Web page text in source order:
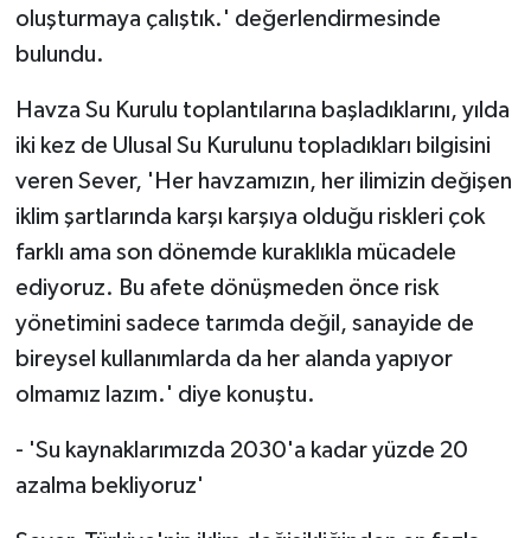
oluşturmaya çalıştık.' değerlendirmesinde
bulundu.
Havza Su Kurulu toplantılarına başladıklarını, yılda
iki kez de Ulusal Su Kurulunu topladıkları bilgisini
veren Sever, 'Her havzamızın, her ilimizin değişen
iklim şartlarında karşı karşıya olduğu riskleri çok
farklı ama son dönemde kuraklıkla mücadele
ediyoruz. Bu afete dönüşmeden önce risk
yönetimini sadece tarımda değil, sanayide de
bireysel kullanımlarda da her alanda yapıyor
olmamız lazım.' diye konuştu.
- 'Su kaynaklarımızda 2030'a kadar yüzde 20
azalma bekliyoruz'